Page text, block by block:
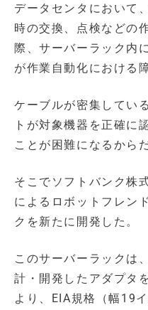
データセンタにおいて
時の交換、点検などの
際、サーバーラック内
が作業自動化における
ケーブルが密集してい
トが対象機器を正確に
ことが困難になるからだ
そこでソフトバンク株
によるロボットフレン
クを新たに開発した。
このサーバーラックは
計・開発したアダプタ
より、EIA規格（幅19